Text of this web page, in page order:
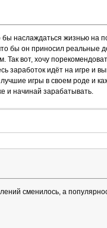
наслаждаться жизнью на
бы он приносил реальные
Так вот, хочу
заработок идёт на игре и
лучшие игры в своем роде и
и начинай зарабатывать.
сменилось, а